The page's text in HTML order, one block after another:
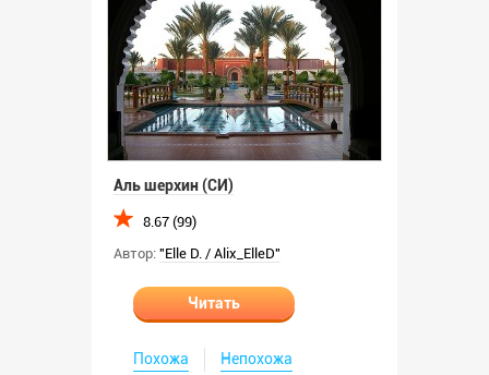
Аль шерхин (СИ)
8.67 (99)
Автор: "Elle D. / Alix_ElleD"
Читать
Похожа Непохожа